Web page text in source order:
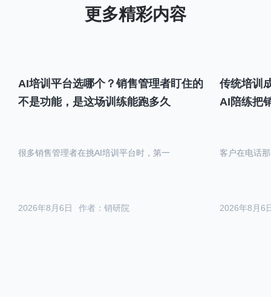
AI培训平台选哪个？销售管理者盯住的
不是功能，是这场训练能跑多久
作者：销研院
2026年8月6日
很多销售管理者在挑AI培训平台时，第一
传统培训
AI陪练把
2026年8月6
客户在电话